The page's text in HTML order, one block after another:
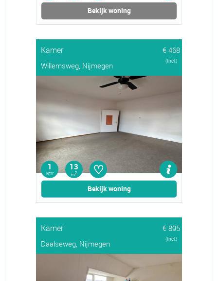
Bekijk woning
Kamer
€ 468
Willemsweg, Nijmegen
(Incl.)
1
kmr
13
m2 ♡
Bekijk woning
Kamer
€ 895
Daalseweg, Nijmegen
(Incl.)